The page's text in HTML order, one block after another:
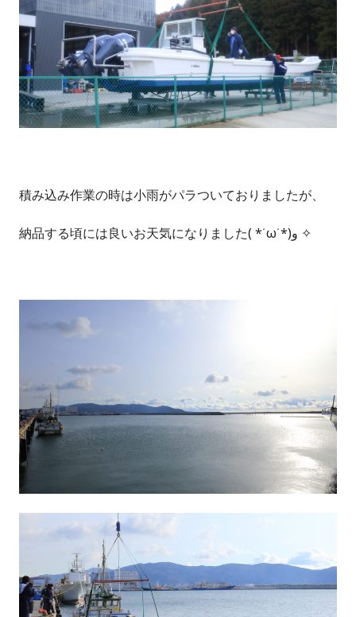
積み込み作業の時は小雨がパラついておりましたが、
納品する頃には良いお天気になりました( *˙ω˙*)و ✧